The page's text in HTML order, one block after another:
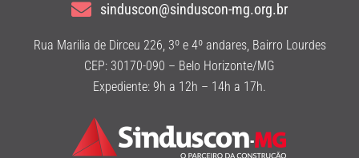
sinduscon@sinduscon-mg.org.br
Rua Marilia de Dirceu 226, 3º e 4º andares, Bairro Lourdes
CEP: 30170-090 – Belo Horizonte/MG
Expediente: 9h a 12h – 14h a 17h.